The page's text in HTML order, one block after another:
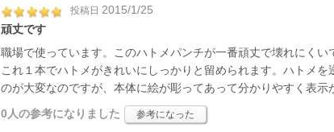
投稿日 2015/1/25
頑丈です
職場で使っています。このハトメパンチが一番頑丈で壊れにくい
これ１本でハトメがきれいにしっかりと留められます。ハトメ
のが大変なのですが、本体に絵が彫ってあって分かりやすく表示
0人の参考になりました 参考になった